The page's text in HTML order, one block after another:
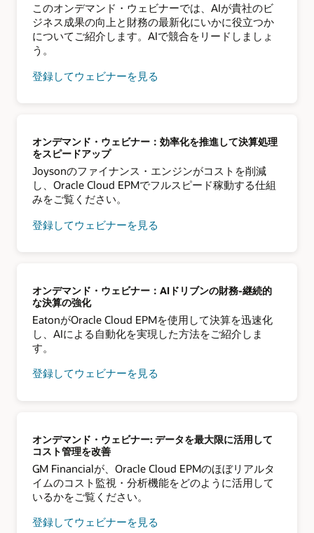
このオンデマンド・ウェビナーでは、AIが貴社のビ
ジネス成果の向上と財務の最新化にいかに役立つか
についてご紹介します。AIで競合をリードしましょ
う。
登録してウェビナーを見る
オンデマンド・ウェビナー：効率化を推進して決算処理
をスピードアップ
Joysonのファイナンス・エンジンがコストを削減
し、Oracle Cloud EPMでフルスピード稼動する仕組
みをご覧ください。
登録してウェビナーを見る
オンデマンド・ウェビナー：AIドリブンの財務-継続的
な決算の強化
EatonがOracle Cloud EPMを使用して決算を迅速化
し、AIによる自動化を実現した方法をご紹介しま
す。
登録してウェビナーを見る
オンデマンド・ウェビナー: データを最大限に活用して
コスト管理を改善
GM Financialが、Oracle Cloud EPMのほぼリアルタ
イムのコスト監視・分析機能をどのように活用して
いるかをご覧ください。
登録してウェビナーを見る